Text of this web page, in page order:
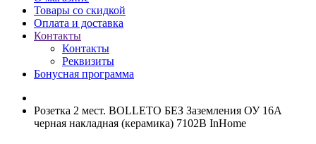
Товары со скидкой
Оплата и доставка
Контакты
Контакты
Реквизиты
Бонусная программа
Розетка 2 мест. BOLLETO БЕЗ Заземления ОУ 16А
черная накладная (керамика) 7102B InHome